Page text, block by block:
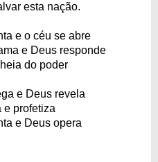
esta nação.
e o céu se abre
e Deus responde
do poder
e Deus revela
e profetiza
e Deus opera